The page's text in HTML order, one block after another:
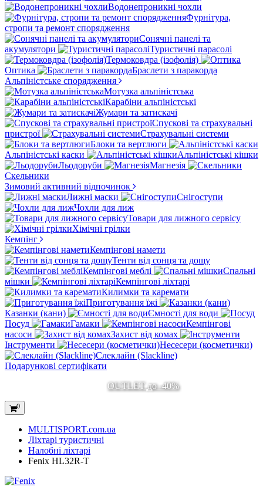
Водонепроникні чохли
Фурнітура,
стропи та ремонт спорядження
Сонячні панелі та
акумулятори
Туристичні парасолі
Термоковдра (ізофолія)
Оптика
Браслети з паракорда
Альпіністське спорядження
Мотузка альпіністська
Карабіни альпіністські
Жумари та затискачі
Спускові та страхувальні
пристрої
Страхувальні системи
Блоки та вертлюги
Альпіністські каски
Альпіністські кішки
Льодоруби
Магнезія
Скельники
Зимовий активний відпочинок
Лижні маски
Снігоступи
Чохли для лиж
Товари для лижного сервісу
Хімічні грілки
Кемпінг
Кемпінгові намети
Тенти від сонця та дощу
Кемпінгові меблі
Спальні
мішки
Кемпінгові ліхтарі
Килимки та каремати
Приготування їжі
Казанки (кани)
Ємності для води
Посуд
Гамаки
Кемпінгові
насоси
Захист від комах
Інструменти
Несесери (косметички)
Слеклайн (Slackline)
Подарункові сертифікати
OUTLET до -40%
0
MULTISPORT.com.ua
Ліхтарі туристичні
Налобні ліхтарі
Fenix HL32R-T